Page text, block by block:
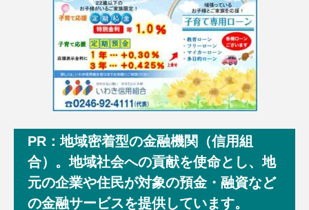
PR：地域密着型の金融機関（信用組
合）。地域社会への貢献を使命とし、地
元の企業や住民が対象の預金・融資など
の金融サービスを提供しています。